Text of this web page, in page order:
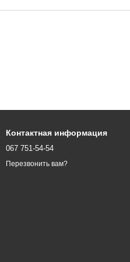
Контактная информация
067 751-54-54
Перезвонить вам?